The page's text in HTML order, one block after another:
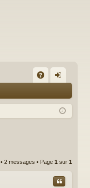
Q ne
• 2 messages • Page 1 sur 1
Citer